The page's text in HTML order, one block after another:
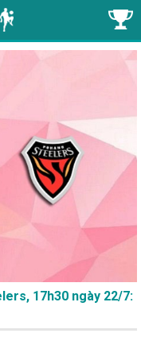
17h30 ngày 22/7: